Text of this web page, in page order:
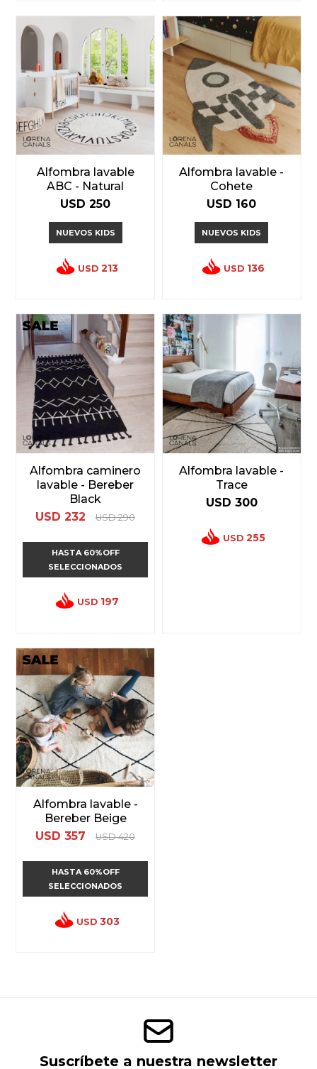
Alfombra lavable
ABC - Natural
USD 250
NUEVOS KIDS
USD 213
Alfombra lavable -
Cohete
USD 160
NUEVOS KIDS
USD 136
Alfombra caminero
lavable - Bereber
Black
USD 232 USD 290
HASTA 60%OFF
SELECCIONADOS
USD 197
Alfombra lavable -
Trace
USD 300
USD 255
Alfombra lavable -
Bereber Beige
USD 357 USD 420
HASTA 60%OFF
SELECCIONADOS
USD 303
Suscríbete a nuestra newsletter